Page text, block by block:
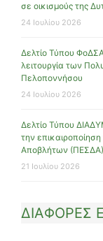
σε οικισμούς της
24 Ιουλίου 2026
Δελτίο Τύπου
λειτουργία των
Πελοποννήσου
24 Ιουλίου 2026
Δελτίο Τύπου
την
Αποβλήτων (ΠΕΣΔΑ)
21 Ιουλίου 2026
ΔΙΑΦΟΡΕΣ